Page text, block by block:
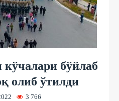
бўйлаб
олиб ўтилди
3 766